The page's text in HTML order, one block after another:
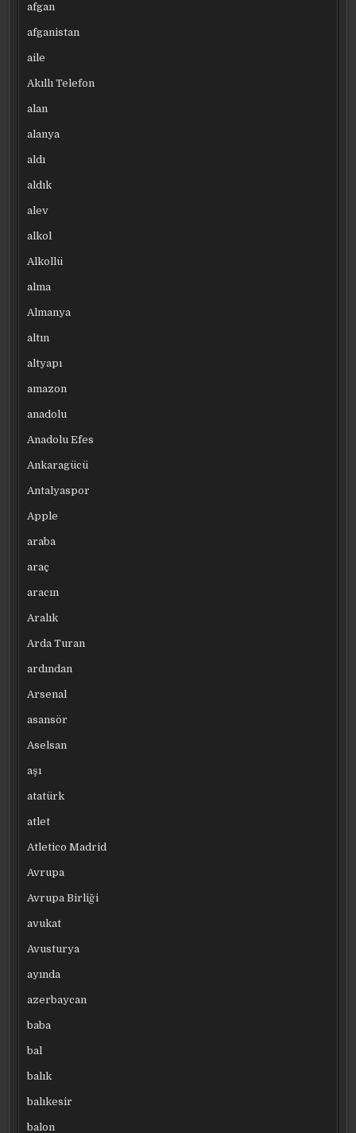
afgan
afganistan
aile
Akıllı Telefon
alan
alanya
aldı
aldık
alev
alkol
Alkollü
alma
Almanya
altın
altyapı
amazon
anadolu
Anadolu Efes
Ankaragücü
Antalyaspor
Apple
araba
araç
aracın
Aralık
Arda Turan
ardından
Arsenal
asansör
Aselsan
aşı
atatürk
atlet
Atletico Madrid
Avrupa
Avrupa Birliği
avukat
Avusturya
ayında
azerbaycan
baba
bal
balık
balıkesir
balon